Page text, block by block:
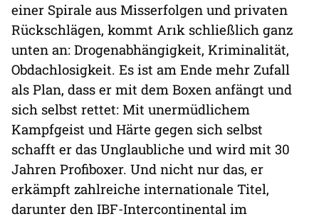
einer Spirale aus Misserfolgen und privaten
Rückschlägen, kommt Arık schließlich ganz
unten an: Drogenabhängigkeit, Kriminalität,
Obdachlosigkeit. Es ist am Ende mehr Zufall
als Plan, dass er mit dem Boxen anfängt und
sich selbst rettet: Mit unermüdlichem
Kampfgeist und Härte gegen sich selbst
schafft er das Unglaubliche und wird mit 30
Jahren Profiboxer. Und nicht nur das, er
erkämpft zahlreiche internationale Titel,
darunter den IBF-Intercontinental im